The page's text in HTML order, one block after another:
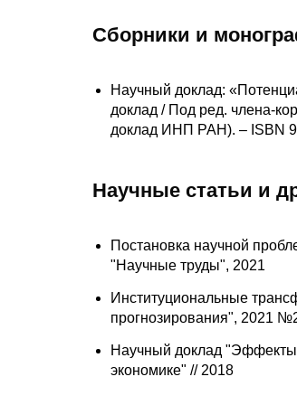
Сборники и
Научный доклад:
доклад / Под ред. члена-
доклад ИНП РАН). – ISBN 9
Научные статьи и
Постановка научной
"Научные труды", 2021
Институциональные
прогнозирования", 2021
Научный доклад "Эффекты
экономике" // 2018